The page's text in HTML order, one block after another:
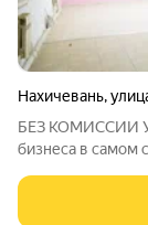
Нахичевань,
БЕЗ КОМИССИИ
бизнеса в самом
подходящее для
кирпичное